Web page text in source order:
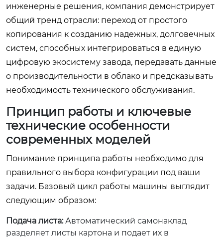
инженерные решения, компания демонстрирует
общий тренд отрасли: переход от простого
копирования к созданию надежных, долговечных
систем, способных интегрироваться в единую
цифровую экосистему завода, передавать данные
о производительности в облако и предсказывать
необходимость технического обслуживания.
Принцип работы и ключевые
технические особенности
современных моделей
Понимание принципа работы необходимо для
правильного выбора конфигурации под ваши
задачи. Базовый цикл работы машины выглядит
следующим образом:
Подача листа:Автоматический самонаклад
разделяет листы картона и подает их в